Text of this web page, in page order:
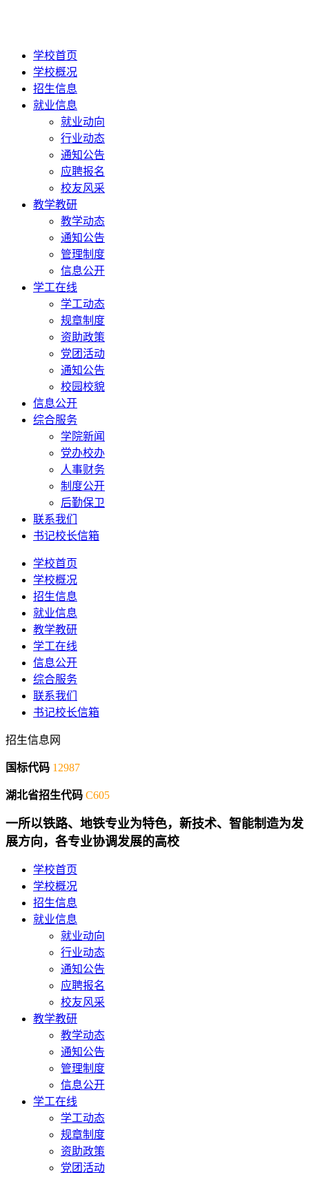
学校首页
学校概况
招生信息
就业信息
就业动向
行业动态
通知公告
应聘报名
校友风采
教学教研
教学动态
通知公告
管理制度
信息公开
学工在线
学工动态
规章制度
资助政策
党团活动
通知公告
校园校貌
信息公开
综合服务
学院新闻
党办校办
人事财务
制度公开
后勤保卫
联系我们
书记校长信箱
学校首页
学校概况
招生信息
就业信息
教学教研
学工在线
信息公开
综合服务
联系我们
书记校长信箱
招生信息网
国标代码 12987
湖北省招生代码 C605
一所以铁路、地铁专业为特色，新技术、智能制造为发
展方向，各专业协调发展的高校
学校首页
学校概况
招生信息
就业信息
就业动向
行业动态
通知公告
应聘报名
校友风采
教学教研
教学动态
通知公告
管理制度
信息公开
学工在线
学工动态
规章制度
资助政策
党团活动